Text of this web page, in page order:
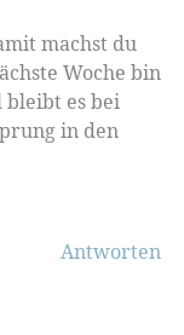
machst du
Woche bin
es bei
in den
Antworten